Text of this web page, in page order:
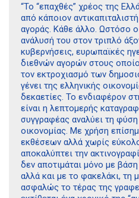
“Το “επαχθές” χρέος της
από κάποιον
αγοράς. Κάθε άλλο. Ωστόσο
ανάλυσή του στον τριπλό
κυβερνήσεις, ευρωπαϊκές
διεθνών αγορών στους
τον εκτροχιασμό των
γένει της ελληνικής
δεκαετίες. Το ενδιαφέρον
είναι η λεπτομερής
συγγραφέας αναλύει τη
οικονομίας. Με χρήση
εκθέσεων αλλά χωρίς
αποκαλύπτει την
δεν αποτιμάται μόνο με
αλλά και με το φακελάκι, τη
ασφαλώς το τέρας της